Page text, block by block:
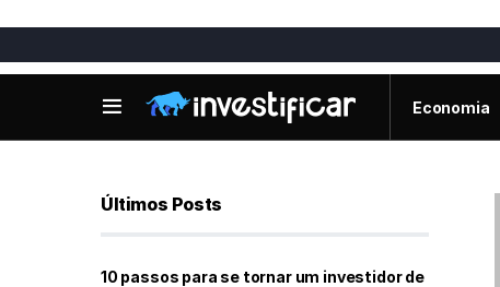
Economia
Últimos Posts
10 passos para se tornar um investidor de